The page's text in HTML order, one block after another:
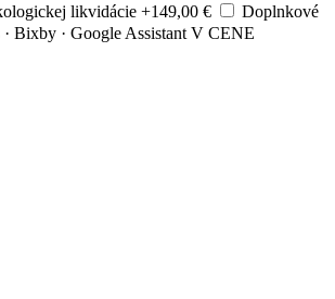
likvidácie +149,00 €
Doplnkové
Bixby · Google Assistant V CENE